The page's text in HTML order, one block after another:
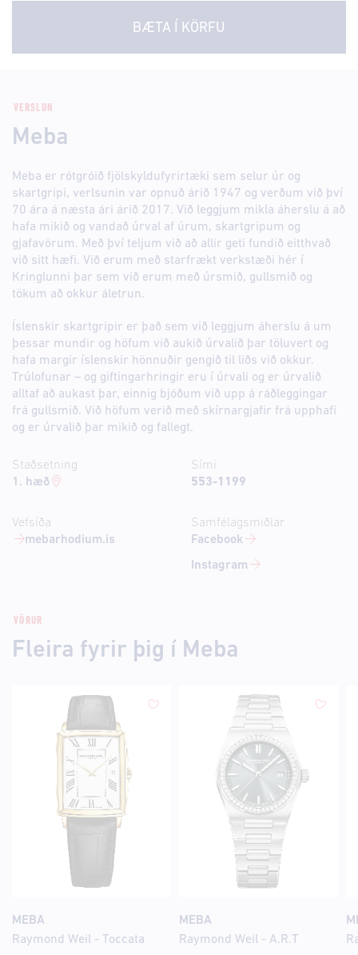
BÆTA Í KÖRFU
VERSLUN
Meba
Meba er rótgróið fjölskyldufyrirtæki sem selur úr og
skartgripi, verlsunin var opnuð árið 1947 og verðum við því
70 ára á næsta ári árið 2017. Við leggjum mikla áherslu á að
hafa mikið og vandað úrval af úrum, skartgripum og
gjafavörum. Með því teljum við að allir geti fundið eitthvað
við sitt hæfi. Við erum með starfrækt verkstæði hér í
Kringlunni þar sem við erum með úrsmið, gullsmið og
tökum að okkur áletrun.
Íslenskir skartgripir er það sem við leggjum áherslu á um
þessar mundir og höfum við aukið úrvalið þar töluvert og
hafa margir íslenskir hönnuðir gengið til liðs við okkur.
Trúlofunar – og giftingarhringir eru í úrvali og er úrvalið
alltaf að aukast þar, einnig bjóðum við upp á ráðleggingar
frá gullsmið. Við höfum verið með skírnargjafir frá upphafi
og er úrvalið þar mikið og fallegt.
Staðsetning
1. hæð
Vefsíða
mebarhodium.is
Sími
553-1199
Samfélagsmiðlar
Facebook
Instagram
VÖRUR
Fleira fyrir þig í Meba
MEBA
Raymond Weil - Toccata
MEBA
Raymond Weil - A.R.T